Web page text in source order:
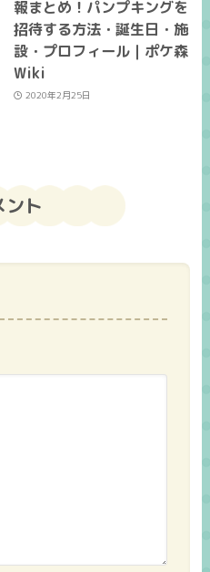
報まとめ！パンプキングを
招待する方法・誕生日・施
設・プロフィール｜ポケ森
Wiki
2020年2月25日
ント